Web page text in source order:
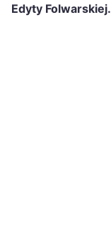
Edyty Folwarskiej.